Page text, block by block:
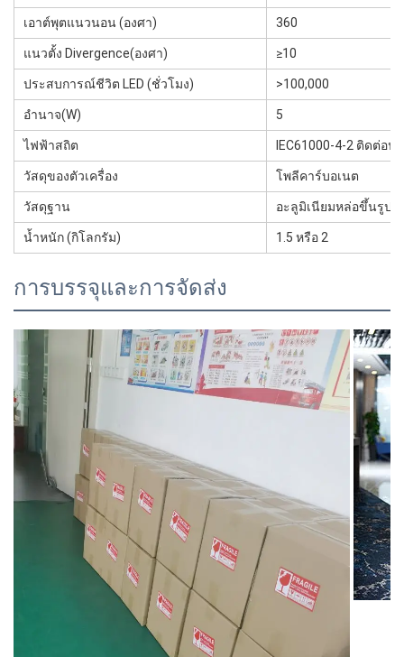
เอาต์พุตแนวนอน (องศา) 360
แนวตั้ง Divergence(องศา) ≥10
ประสบการณ์ชีวิต LED (ชั่วโมง) >100,000
อำนาจ(W) 5
ไฟฟ้าสถิต IEC61000-4-2 ติดต่อป
วัสดุของตัวเครื่อง โพลีคาร์บอเนต
วัสดุฐาน อะลูมิเนียมหล่อขึ้นรูป
น้ำหนัก (กิโลกรัม) 1.5 หรือ 2
การบรรจุและการจัดส่ง